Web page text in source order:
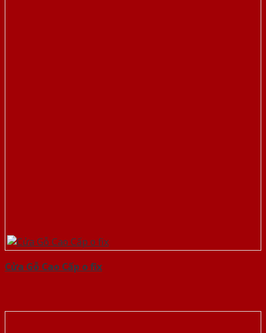
Cửa Gỗ Cao Cấp o fix